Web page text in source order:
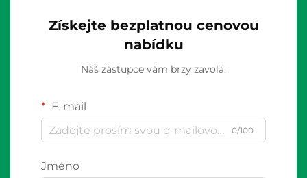
Získejte bezplatnou cenovou
nabídku
Náš zástupce vám brzy zavolá.
E-mail
0/100
Jméno